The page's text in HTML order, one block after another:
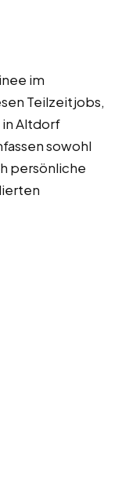
im
Teilzeitjobs,
Altdorf
sowohl
persönliche